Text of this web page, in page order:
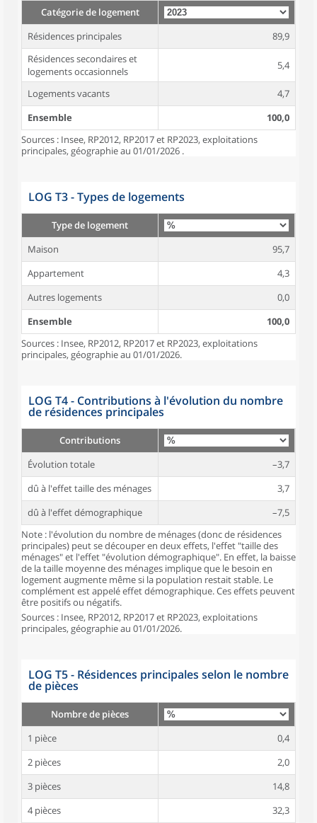
Catégorie de logement
Résidences principales
89,9
Résidences secondaires et
logements occasionnels
5,4
Logements vacants
4,7
Ensemble
100,0
Sources : Insee, RP2012, RP2017 et RP2023, exploitations
principales, géographie au 01/01/2026 .
LOG T3 - Types de logements
Type de logement
Maison
95,7
Appartement
4,3
Autres logements
0,0
Ensemble
100,0
Sources : Insee, RP2012, RP2017 et RP2023, exploitations
principales, géographie au 01/01/2026.
LOG T4 - Contributions à l'évolution du nombre
de résidences principales
Contributions
Évolution totale
–3,7
dû à l'effet taille des ménages
3,7
dû à l'effet démographique
–7,5
Note : l'évolution du nombre de ménages (donc de résidences
principales) peut se découper en deux effets, l'effet "taille des
ménages" et l'effet "évolution démographique". En effet, la baisse
de la taille moyenne des ménages implique que le besoin en
logement augmente même si la population restait stable. Le
complément est appelé effet démographique. Ces effets peuvent
être positifs ou négatifs.
Sources : Insee, RP2012, RP2017 et RP2023, exploitations
principales, géographie au 01/01/2026.
LOG T5 - Résidences principales selon le nombre
de pièces
Nombre de pièces
1 pièce
0,4
2 pièces
2,0
3 pièces
14,8
4 pièces
32,3